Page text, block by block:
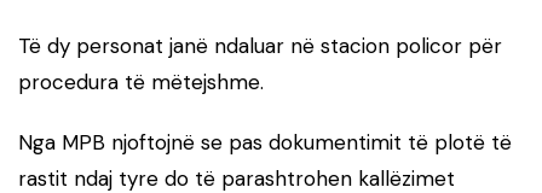
Të dy personat janë ndaluar në stacion policor për
procedura të mëtejshme.
Nga MPB njoftojnë se pas dokumentimit të plotë të
rastit ndaj tyre do të parashtrohen kallëzimet